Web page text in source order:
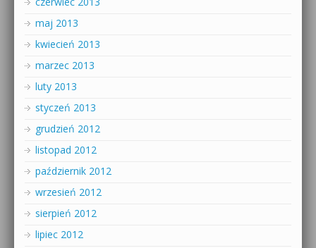
maj 2013
kwiecień 2013
marzec 2013
luty 2013
styczeń 2013
grudzień 2012
listopad 2012
październik 2012
wrzesień 2012
sierpień 2012
lipiec 2012